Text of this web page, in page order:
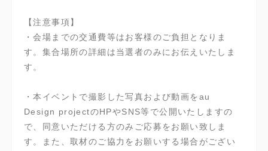
【注意事項】
・会場までの交通費等はお客様のご負担となりま
す。集合場所の詳細は当選者のみにお伝えいたしま
す。
・本イベントで撮影した写真および動画をau
Design projectのHPやSNS等で公開いたしますの
で、同意いただける方のみご応募をお願い致しま
す。また、取材のご協力をお願いする場合がござい